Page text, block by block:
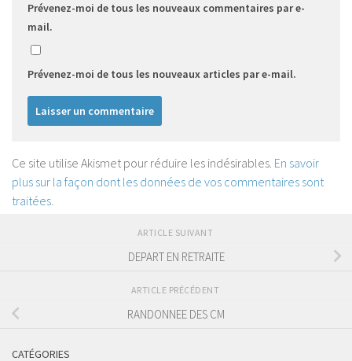
Prévenez-moi de tous les nouveaux commentaires par e-
mail.
Prévenez-moi de tous les nouveaux articles par e-mail.
Ce site utilise Akismet pour réduire les indésirables. En savoir
plus sur la façon dont les données de vos commentaires sont
traitées.
ARTICLE SUIVANT
DEPART EN RETRAITE
ARTICLE PRÉCÉDENT
RANDONNEE DES CM
CATÉGORIES